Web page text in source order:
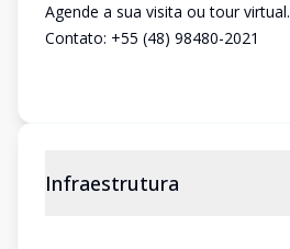
Agende a sua visita ou tour virtual.
Contato: +55 (48) 98480-2021
Infraestrutura